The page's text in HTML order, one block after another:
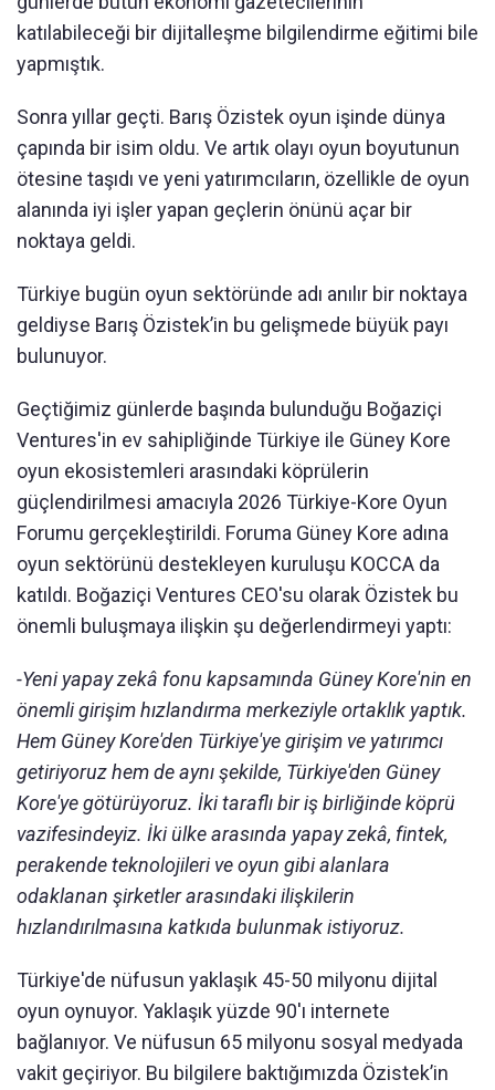
katılabileceği bir dijitalleşme bilgilendirme eğitimi bile
yapmıştık.
Sonra yıllar geçti. Barış Özistek oyun işinde dünya
çapında bir isim oldu. Ve artık olayı oyun boyutunun
ötesine taşıdı ve yeni yatırımcıların, özellikle de oyun
alanında iyi işler yapan geçlerin önünü açar bir
noktaya geldi.
Türkiye bugün oyun sektöründe adı anılır bir noktaya
geldiyse Barış Özistek’in bu gelişmede büyük payı
bulunuyor.
Geçtiğimiz günlerde başında bulunduğu Boğaziçi
Ventures'in ev sahipliğinde Türkiye ile Güney Kore
oyun ekosistemleri arasındaki köprülerin
güçlendirilmesi amacıyla 2026 Türkiye-Kore Oyun
Forumu gerçekleştirildi. Foruma Güney Kore adına
oyun sektörünü destekleyen kuruluşu KOCCA da
katıldı. Boğaziçi Ventures CEO'su olarak Özistek bu
önemli buluşmaya ilişkin şu değerlendirmeyi yaptı:
-Yeni yapay zekâ fonu kapsamında Güney Kore'nin en
önemli girişim hızlandırma merkeziyle ortaklık yaptık.
Hem Güney Kore'den Türkiye'ye girişim ve yatırımcı
getiriyoruz hem de aynı şekilde, Türkiye'den Güney
Kore'ye götürüyoruz. İki taraflı bir iş birliğinde köprü
vazifesindeyiz. İki ülke arasında yapay zekâ, fintek,
perakende teknolojileri ve oyun gibi alanlara
odaklanan şirketler arasındaki ilişkilerin
hızlandırılmasına katkıda bulunmak istiyoruz.
Türkiye'de nüfusun yaklaşık 45-50 milyonu dijital
oyun oynuyor. Yaklaşık yüzde 90'ı internete
bağlanıyor. Ve nüfusun 65 milyonu sosyal medyada
vakit geçiriyor. Bu bilgilere baktığımızda Özistek’in